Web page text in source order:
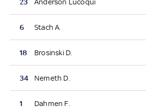
6 Stach A.
18 Brosinski D.
34 Nemeth D.
1 Dahmen F.